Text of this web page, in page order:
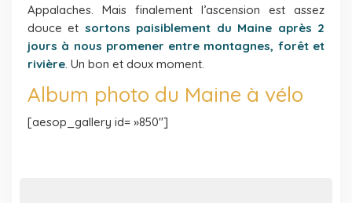
Appalaches. Mais finalement l’ascension est assez
douce et sortons paisiblement du Maine après 2
jours à nous promener entre montagnes, forêt et
rivière. Un bon et doux moment.
Album photo du Maine à vélo
[aesop_gallery id= »850″]